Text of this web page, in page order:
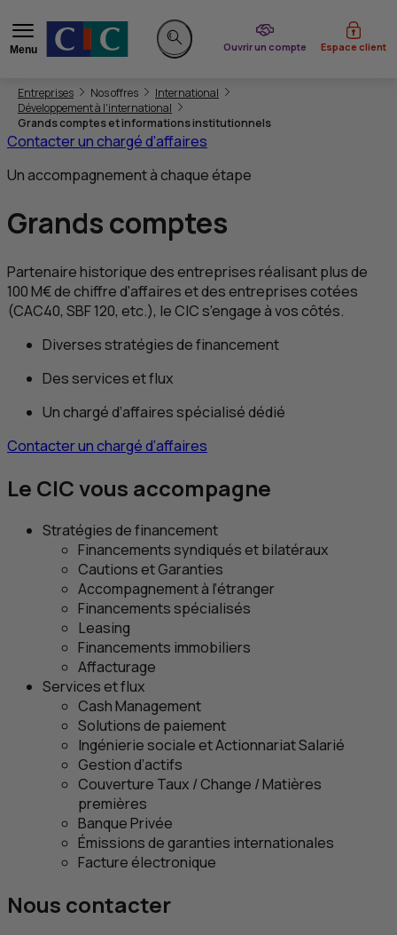
Menu
Rechercher sur le site
Ouvrir un compte
du CIC Espace client
Vous êtes ici:
Entreprises Nos offres
International
Développement à l'international
Grands comptes et informations institutionnels
Contacter un chargé d’affaires
Un accompagnement à chaque étape
Grands comptes
Partenaire historique des entreprises réalisant plus de
100 M€ de chiffre d'affaires et des entreprises cotées
(CAC40, SBF120, etc.), leCICs’engage à vos côtés.
Diverses stratégies de financement
Des services et flux
Un chargé d’affaires spécialisé dédié
Contacter un chargé d’affaires
Le CICvous accompagne
Stratégies de financement
Financements syndiqués et bilatéraux
Cautions et Garanties
Accompagnement à l’étranger
Financements spécialisés
Leasing
Financements immobiliers
Affacturage
Services et flux
Cash Management
Solutions de paiement
Ingénierie sociale et Actionnariat Salarié
Gestion d’actifs
Couverture Taux / Change / Matières
premières
Banque Privée
Émissions de garanties internationales
Facture électronique
Nous contacter